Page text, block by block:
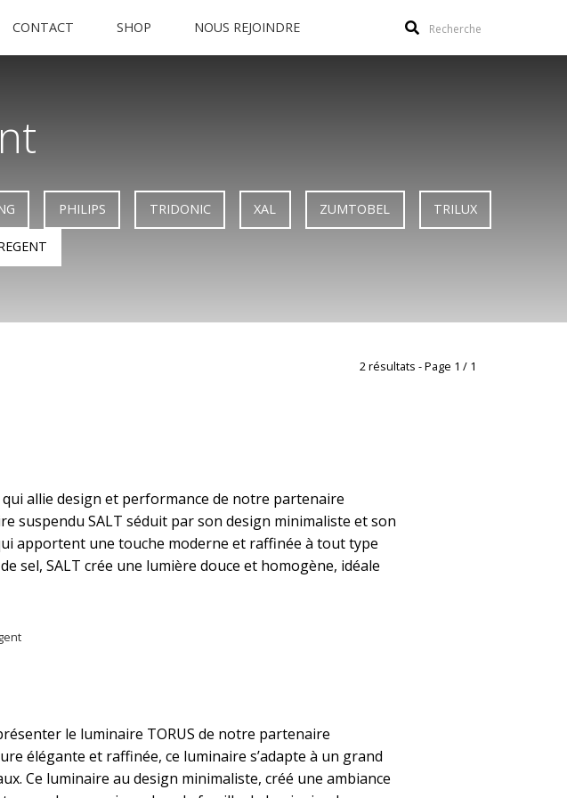
CONTACT SHOP NOUS REJOINDRE Recherche
PHILIPS TRIDONIC XAL ZUMTOBEL TRILUX
2 résultats - Page 1 / 1
allie design et performance de notre partenaire
suspendu SALT séduit par son design minimaliste et son
apportent une touche moderne et raffinée à tout type
sel, SALT crée une lumière douce et homogène, idéale
le luminaire TORUS de notre partenaire
élégante et raffinée, ce luminaire s’adapte à un grand
Ce luminaire au design minimaliste, créé une ambiance